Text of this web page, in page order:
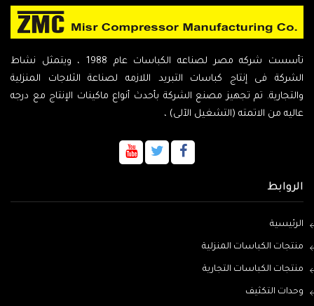
تأسست شركه مصر لصناعه الكباسات عام 1988 ، ويتمثل نشاط
الشركة فى إنتاج كباسات التبريد اللازمه لصناعة الثلاجات المنزلية
والتجارية. تم تجهيز مصنع الشركة بأحدث أنواع ماكينات الإنتاج مع درجه
عاليه من الاتمته (التشغيل الآلى) ،
الروابط
الرئيسية
منتجات الكباسات المنزلية
منتجات الكباسات التجارية
وحدات التكثيف